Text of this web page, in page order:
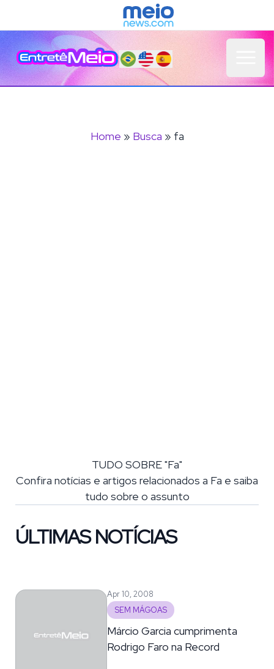
Home » Busca » fa
TUDO SOBRE "Fa"
Confira notícias e artigos relacionados a Fa e saiba
tudo sobre o assunto
ÚLTIMAS NOTÍCIAS
Apr 10, 2008
SEM MÁGOAS
Márcio Garcia cumprimenta
Rodrigo Faro na Record